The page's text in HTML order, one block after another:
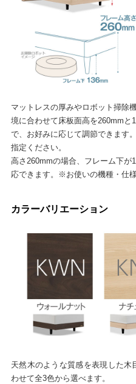
マットレスの厚みやロボット掃除
境に合わせて床板面高を260mmと
で、お好みに応じて調節できます
指定ください。
高さ260mmの場合、フレーム下が
応できます。※お使いの機種・仕様
カラーバリエーション
天然木のような質感を表現した
わせて全3色から選べます。